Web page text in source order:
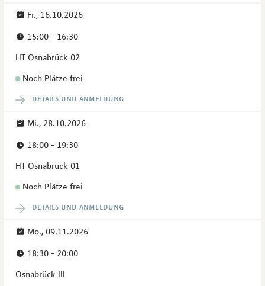
Fr., 16.10.2026
15:00 - 16:30
HT Osnabrück 02
Noch Plätze frei
details und anmeldung
Mi., 28.10.2026
18:00 - 19:30
HT Osnabrück 01
Noch Plätze frei
details und anmeldung
Mo., 09.11.2026
18:30 - 20:00
Osnabrück III